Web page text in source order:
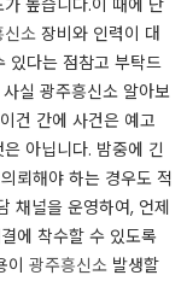
높습니다.​이 때에 단
신소 장비와 인력이 대
있다는 점참고 부탁드
실 광주흥신소 알아보
건 간에 사건은 예고
아닙니다. ​밤중에 긴
뢰해야 하는 경우도 적
채널을 운영하여, 언제
에 착수할 수 있도록
이 광주흥신소 발생할